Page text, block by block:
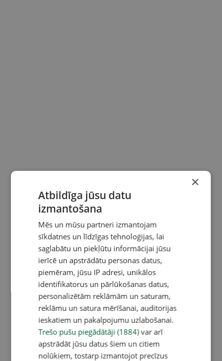
×
Atbildīga jūsu datu
izmantošana
Mēs un mūsu partneri izmantojam
sīkdatnes un līdzīgas tehnoloģijas, lai
saglabātu un piekļūtu informācijai jūsu
ierīcē un apstrādātu personas datus,
piemēram, jūsu IP adresi, unikālos
identifikatorus un pārlūkošanas datus,
personalizētām reklāmām un saturam,
reklāmu un satura mērīšanai, auditorijas
ieskatiem un pakalpojumu uzlabošanai.
Trešo pušu piegādātāji (1884)var arī
apstrādāt jūsu datus šiem un citiem
nolūkiem, tostarp izmantojot precīzus